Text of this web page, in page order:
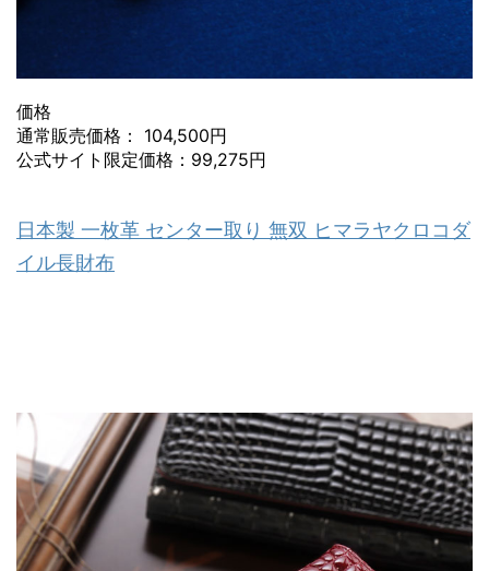
価格
通常販売価格： 104,500円
公式サイト限定価格：99,275円
日本製 一枚革 センター取り 無双 ヒマラヤクロコダ
イル長財布